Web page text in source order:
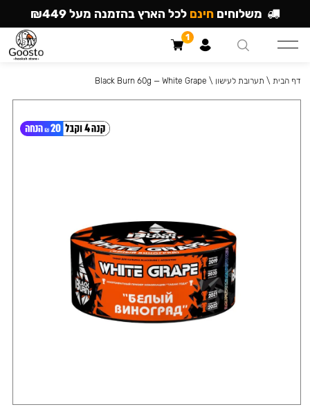
דף הבית \ תערובת לעישון \
Black Burn 60g — White Grape
משלוחים חינם לכל הארץ בהזמנה מעל ₪449
1